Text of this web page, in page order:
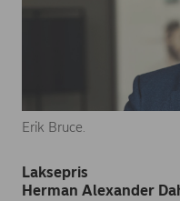
Erik Bruce.
Laksepris
Herman Alexander